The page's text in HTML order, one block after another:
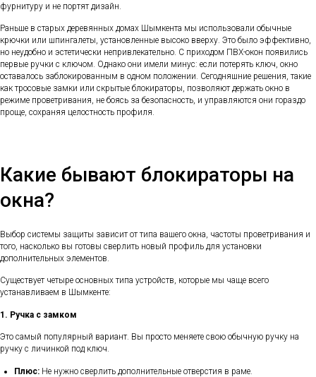
фурнитуру и не портят дизайн.
Раньше в старых деревянных домах Шымкента мы использовали обычные
крючки или шпингалеты, установленные высоко вверху. Это было эффективно,
но неудобно и эстетически непривлекательно. С приходом ПВХ-окон появились
первые ручки с ключом. Однако они имели минус: если потерять ключ, окно
оставалось заблокированным в одном положении. Сегодняшние решения, такие
как тросовые замки или скрытые блокираторы, позволяют держать окно в
режиме проветривания, не боясь за безопасность, и управляются они гораздо
проще, сохраняя целостность профиля.
Какие бывают блокираторы на
окна?
Выбор системы защиты зависит от типа вашего окна, частоты проветривания и
того, насколько вы готовы сверлить новый профиль для установки
дополнительных элементов.
Существует четыре основных типа устройств, которые мы чаще всего
устанавливаем в Шымкенте:
1. Ручка с замком
Это самый популярный вариант. Вы просто меняете свою обычную ручку на
ручку с личинкой под ключ.
Плюс: Не нужно сверлить дополнительные отверстия в раме.